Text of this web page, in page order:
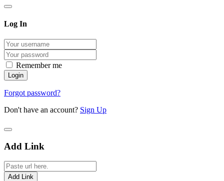
Log In
Remember me
Forgot password?
Don't have an account? Sign Up
Add Link
Add Link